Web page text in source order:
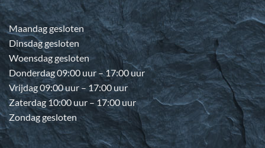
Maandag gesloten
Dinsdag gesloten
Woensdag gesloten
Donderdag 09:00 uur – 17:00 uur
Vrijdag 09:00 uur – 17:00 uur
Zaterdag 10:00 uur – 17:00 uur
Zondag gesloten